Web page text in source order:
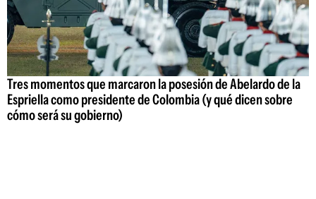
Tres momentos que marcaron la posesión de Abelardo de la
Espriella como presidente de Colombia (y qué dicen sobre
cómo será su gobierno)